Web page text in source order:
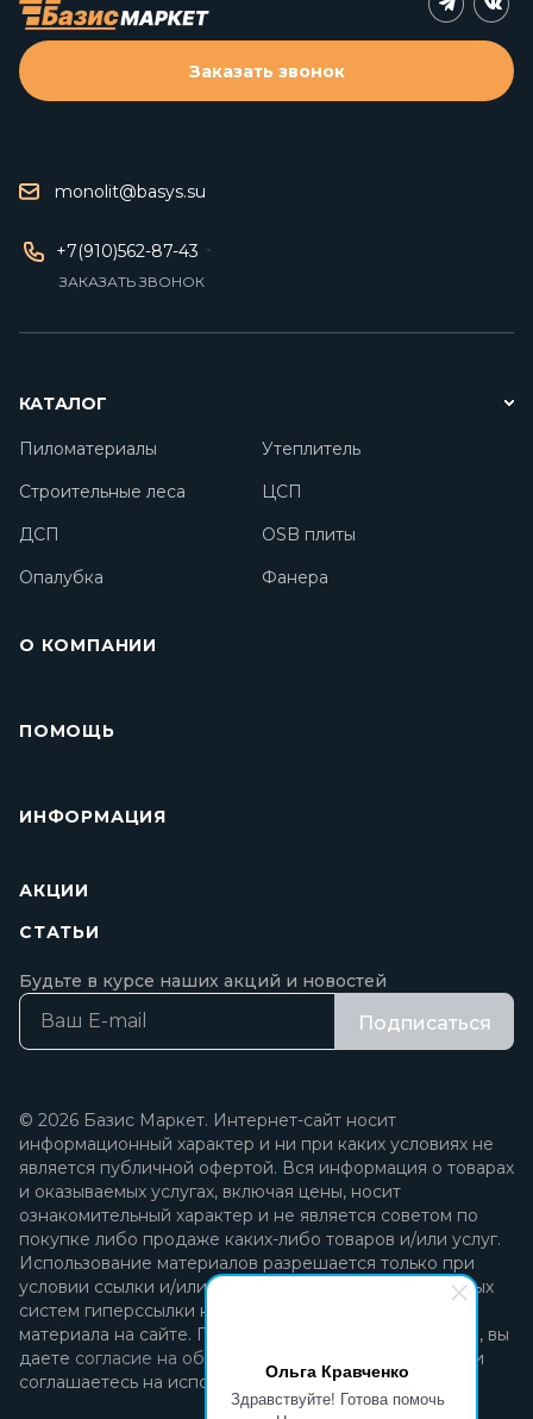
Ольга Кравченко
Здравствуйте! Готова помочь
monolit@basys.su
+7(910)562-87-43
ЗАКАЗАТЬ ЗВОНОК
Заказать звонок
КАТАЛОГ
Пиломатериалы
Утеплитель
Строительные леса
ЦСП
ДСП
OSB плиты
Опалубка
Фанера
О КОМПАНИИ
ПОМОЩЬ
ИНФОРМАЦИЯ
АКЦИИ
СТАТЬИ
Будьте в курсе наших акций и новостей
Подписаться
© 2026 Базис Маркет. Интернет-сайт носит
информационный характер и ни при каких условиях не
является публичной офертой. Вся информация о товарах
и оказываемых услугах, включая цены, носит
ознакомительный характер и не является советом по
покупке либо продаже каких-либо товаров и/или услуг.
Использование материалов разрешается только при
условии ссылки и/или прямой открытой для поисковых
систем гиперссылки на непосредственный адрес
материала на сайте. Продолжая пользоваться сайтом, вы
даете согласие на обработку персональных данных
и
соглашаетесь на использование файлов cookie.